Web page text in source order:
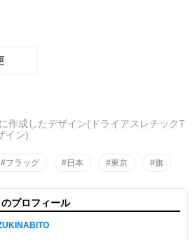
作成したデザイン(ドライアスレチックT
イン)
#フラッグ #日本 #東京 #旗
プロフィール